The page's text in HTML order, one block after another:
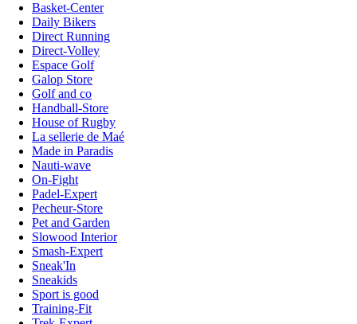
Basket-Center
Daily Bikers
Direct Running
Direct-Volley
Espace Golf
Galop Store
Golf and co
Handball-Store
House of Rugby
La sellerie de Maé
Made in Paradis
Nauti-wave
On-Fight
Padel-Expert
Pecheur-Store
Pet and Garden
Slowood Interior
Smash-Expert
Sneak'In
Sneakids
Sport is good
Training-Fit